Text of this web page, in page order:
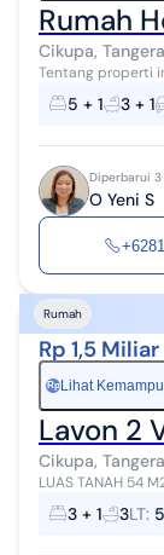
Rumah
Cikupa,
Tentang properti
Tangerang (Y00133) DIJUAL Rumah
Puspita, Citra
5 + 1 3 + 1
Diperbarui
O Yeni S
Rumah
Rp 1,5 Miliar
Rp Lihat
Lavon 2
Cikupa,
LUAS TANAH 54
SELATAN SHM
3 + 1 3LT: